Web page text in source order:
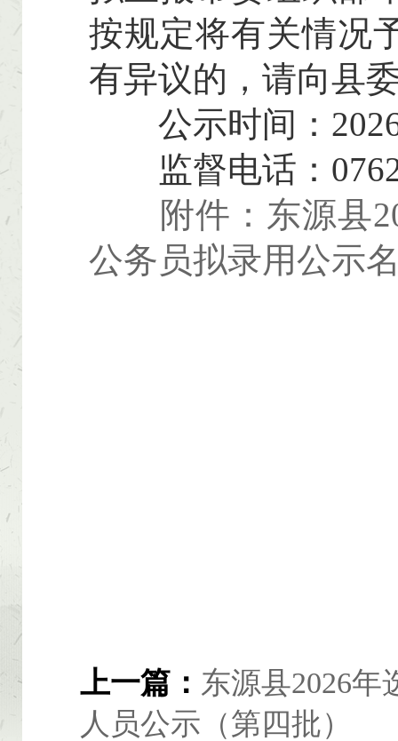
按规定将有关情况
有异议的，请向县
公示时间：2026
监督电话：
附件：东源县
公务员拟录用公示
上一篇： 东源县2026
人员公示（第四批）